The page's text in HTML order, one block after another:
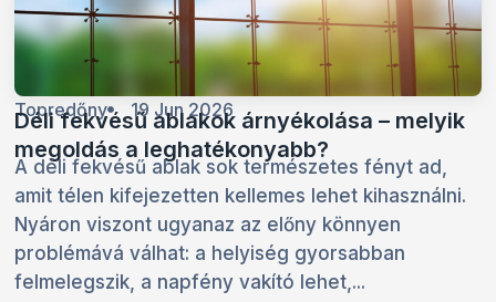
Topredőny 19 Jun 2026
Déli fekvésű ablakok árnyékolása – melyik
megoldás a leghatékonyabb?
A déli fekvésű ablak sok természetes fényt ad,
amit télen kifejezetten kellemes lehet kihasználni.
Nyáron viszont ugyanaz az előny könnyen
problémává válhat: a helyiség gyorsabban
felmelegszik, a napfény vakító lehet,...